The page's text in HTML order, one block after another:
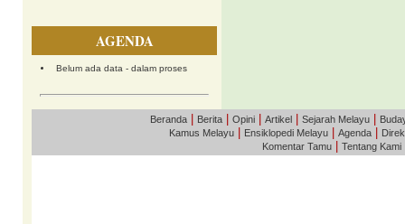
AGENDA
Belum ada data - dalam proses
Beranda Berita Opini Artikel Sejarah Melayu
Kamus Melayu
Ensiklopedi Melayu Agenda
Komentar Tamu
Tentang Kami